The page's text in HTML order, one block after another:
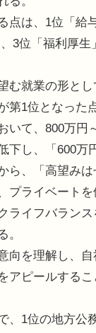
は、1位「給与
3位「福利厚生
む就業の形とし
第1位となった
いて、800万円
下し、「600万
ら、「高望み
プライベートを
ライフバランス
。
向を理解し、自
アピールするこ
、1位の地方公